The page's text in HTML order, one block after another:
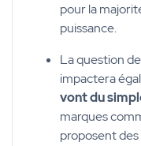
pour la
puissance.
La question de
impactera
vont du
marques
proposent